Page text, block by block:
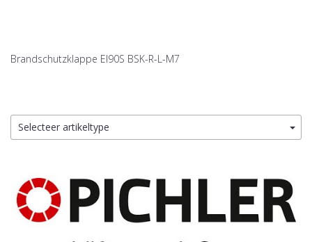
Brandschutzklappe EI90S BSK-R-L-M7
Selecteer artikeltype